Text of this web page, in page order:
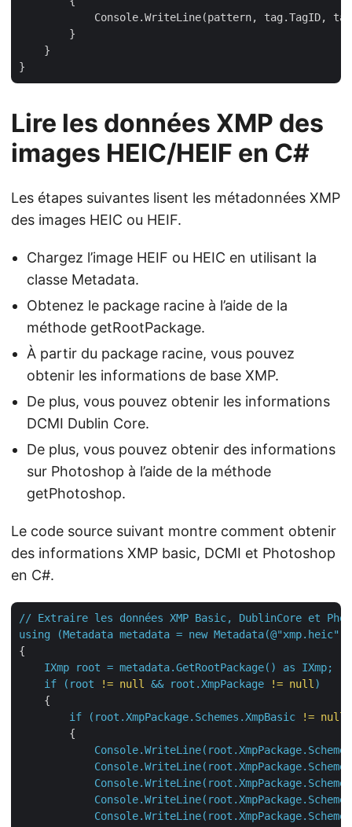
Console.WriteLine(pattern, tag.TagID,
        }
    }
Lire les données XMP des
images HEIC/HEIF en C#
Les étapes suivantes lisent les métadonnées XMP
des images HEIC ou HEIF.
Chargez l’image HEIF ou HEIC en utilisant la
classe Metadata.
Obtenez le package racine à l’aide de la
méthode getRootPackage.
À partir du package racine, vous pouvez
obtenir les informations de base XMP.
De plus, vous pouvez obtenir les informations
DCMI Dublin Core.
De plus, vous pouvez obtenir des informations
sur Photoshop à l’aide de la méthode
getPhotoshop.
Le code source suivant montre comment obtenir
des informations XMP basic, DCMI et Photoshop
en C#.
// Extraire les données XMP Basic, DublinCore et
using
(Metadata metadata = new Metadata(@"xmp.heic"))
{
IXmp
root = metadata.GetRootPackage() as
IXmp;
if
(root != null && root.XmpPackage != null )
    {
if
(root.XmpPackage.Schemes.XmpBasic != null
        {